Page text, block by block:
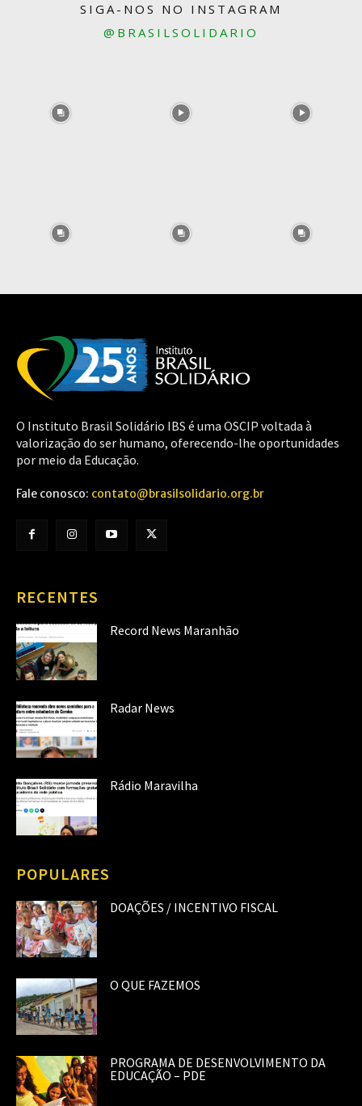
SIGA-NOS NO INSTAGRAM
@BRASILSOLIDARIO
O Instituto Brasil Solidário IBS é uma OSCIP voltada à
valorização do ser humano, oferecendo-lhe oportunidades
por meio da Educação.
Fale conosco: contato@brasilsolidario.org.br
RECENTES
Record News Maranhão
Radar News
Rádio Maravilha
POPULARES
DOAÇÕES / INCENTIVO FISCAL
O QUE FAZEMOS
PROGRAMA DE DESENVOLVIMENTO DA
EDUCAÇÃO – PDE